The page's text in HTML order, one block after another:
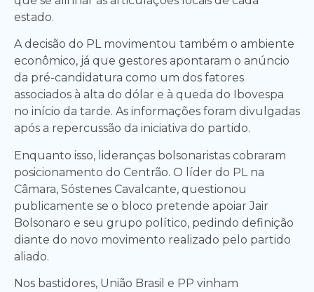
estado.
A decisão do PL movimentou também o ambiente
econômico, já que gestores apontaram o anúncio
da pré-candidatura como um dos fatores
associados à alta do dólar e à queda do Ibovespa
no início da tarde. As informações foram divulgadas
após a repercussão da iniciativa do partido.
Enquanto isso, lideranças bolsonaristas cobraram
posicionamento do Centrão. O líder do PL na
Câmara, Sóstenes Cavalcante, questionou
publicamente se o bloco pretende apoiar Jair
Bolsonaro e seu grupo político, pedindo definição
diante do novo movimento realizado pelo partido
aliado.
Nos bastidores, União Brasil e PP vinham